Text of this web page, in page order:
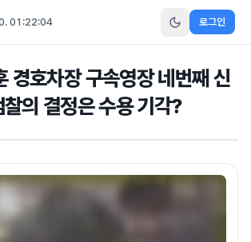
01:22:05 로그인
경호차장 구속영장 네번째 신
찰의 결정은 수용 기각?